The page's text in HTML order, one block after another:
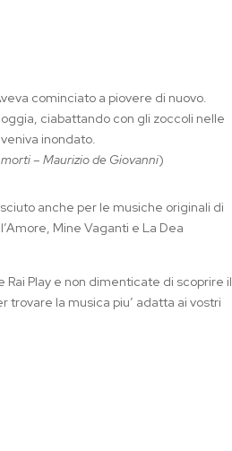
cominciato a piovere di nuovo.
ciabattando con gli zoccoli nelle
inondato.
– Maurizio de Giovanni)
anche per le musiche originali di
Mine Vaganti e La Dea
Rai Play e non dimenticate di scoprire il
trovare la musica piu’ adatta ai vostri